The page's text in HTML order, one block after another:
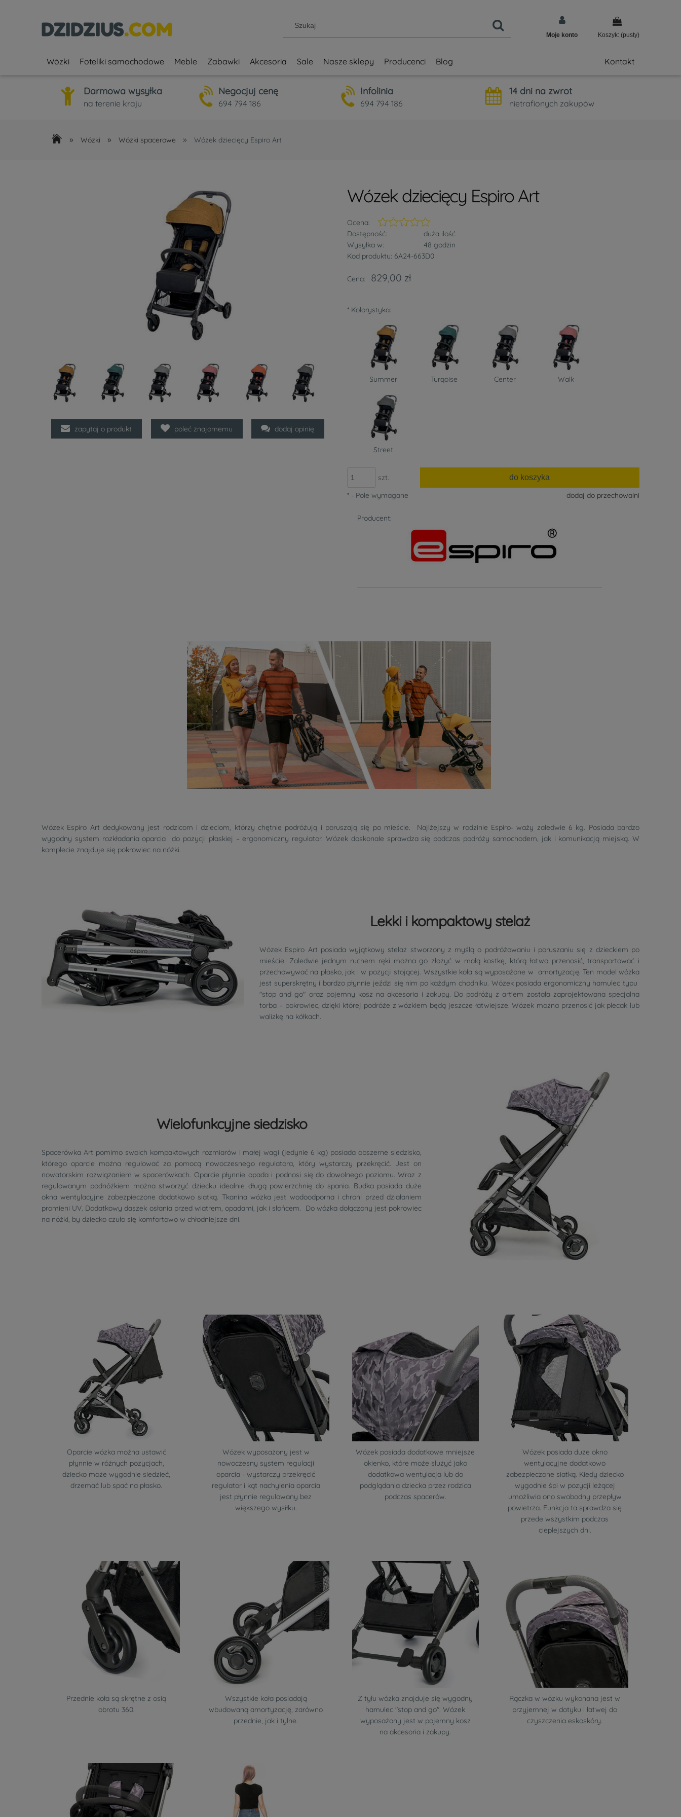
Koszyk: (pusty)
Moje konto
Wózki Foteliki samochodowe Meble Zabawki Akcesoria Sale Nasze sklepy Producenci Blog Kontakt
Darmowa wysyłka
na terenie kraju
Negocjuj cenę
694 794 186
Infolinia
694 794 186
14 dni na zwrot
nietrafionych zakupów
» Wózki » Wózki spacerowe » Wózek dziecięcy Espiro Art
zapytaj o produkt poleć znajomemu dodaj opinię
Wózek dziecięcy Espiro Art
Ocena:
Dostępność:
duża ilość
Wysyłka w:
48 godzin
Kod produktu: 6A24-663D0
Cena: 829,00 zł
*Kolorystyka:
Summer Turqoise Center Walk
Street
szt.
do koszyka
dodaj do przechowalni
*- Pole wymagane
Producent:
Wózek Espiro Art dedykowany jest rodzicom i dzieciom, którzy chętnie podróżują i poruszają się po mieście. Najlżejszy w rodzinie Espiro- waży zaledwie 6 kg. Posiada bardzo
wygodny system rozkładania oparcia do pozycji płaskiej – ergonomiczny regulator. Wózek doskonale sprawdza się podczas podróży samochodem, jak i komunikacją miejską. W
komplecie znajduje się pokrowiec na nóżki.
Lekki i kompaktowy stelaż
Wózek Espiro Art posiada wyjątkowy stelaż stworzony z myślą o podróżowaniu i poruszaniu się z dzieckiem po
mieście. Zaledwie jednym ruchem ręki można go złożyć w małą kostkę, którą łatwo przenosić, transportować i
przechowywać na płasko, jak i w pozycji stojącej. Wszystkie koła są wyposażone w amortyzację. Ten model wózka
jest superskrętny i bardzo płynnie jeździ się nim po każdym chodniku. Wózek posiada ergonomiczny hamulec typu
"stop and go" oraz pojemny kosz na akcesoria i zakupy. Do podróży z art'em została zaprojektowana specjalna
torba – pokrowiec, dzięki której podróże z wózkiem będą jeszcze łatwiejsze. Wózek można przenosić jak plecak lub
walizkę na kółkach.
Wielofunkcyjne siedzisko
Spacerówka Art pomimo swoich kompaktowych rozmiarów i małej wagi (jedynie 6 kg) posiada obszerne siedzisko,
którego oparcie można regulować za pomocą nowoczesnego regulatora, który wystarczy przekręcić. Jest on
nowatorskim rozwiązaniem w spacerówkach. Oparcie płynnie opada i podnosi się do dowolnego poziomu. Wraz z
regulowanym podnóżkiem można stworzyć dziecku idealnie długą powierzchnię do spania. Budka posiada duże
okna wentylacyjne zabezpieczone dodatkowo siatką. Tkanina wózka jest wodoodporna i chroni przed działaniem
promieni UV. Dodatkowy daszek osłania przed wiatrem, opadami, jak i słońcem. Do wózka dołączony jest pokrowiec
na nóżki, by dziecko czuło się komfortowo w chłodniejsze dni.
Oparcie wózka można ustawić
płynnie w różnych pozycjach,
dziecko może wygodnie siedzieć,
drzemać lub spać na płasko.
Wózek wyposażony jest w
nowoczesny system regulacji
oparcia - wystarczy przekręcić
regulator i kąt nachylenia oparcia
jest płynnie regulowany bez
większego wysiłku.
Wózek posiada dodatkowe mniejsze
okienko, które może służyć jako
dodatkowa wentylacja lub do
podglądania dziecka przez rodzica
podczas spacerów.
Wózek posiada duże okno
wentylacyjne dodatkowo
zabezpieczone siatką. Kiedy dziecko
wygodnie śpi w pozycji leżącej
umożliwia ono swobodny przepływ
powietrza. Funkcja ta sprawdza się
przede wszystkim podczas
cieplejszych dni.
Przednie koła są skrętne z osią
obrotu 360.
Wszystkie koła posiadają
wbudowaną amortyzację, zarówno
przednie, jak i tylne.
Z tyłu wózka znajduje się wygodny
hamulec "stop and go". Wózek
wyposażony jest w pojemny kosz
na akcesoria i zakupy.
Rączka w wózku wykonana jest w
przyjemnej w dotyku i łatwej do
czyszczenia eskoskóry.